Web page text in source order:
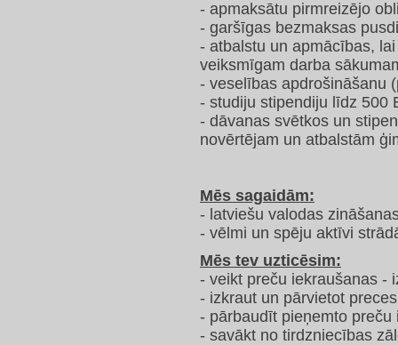
- apmaksātu pirmreizējo
- garšīgas bezmaksas
- atbalstu un apmācības,
veiksmīgam darba
- veselības apdrošināšanu
- studiju stipendiju līdz 500
- dāvanas svētkos un
novērtējam un atbalstām
Mēs sagaidām:
- latviešu valodas
- vēlmi un spēju aktīvi
Mēs tev uzticēsim:
- veikt preču iekraušanas -
- izkraut un pārvietot
- pārbaudīt pieņemto
- savākt no tirdzniecības